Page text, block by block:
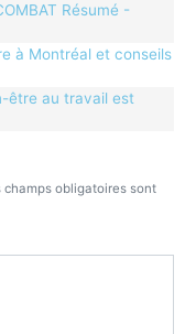
Résumé -
à Montréal et conseils
être au travail est
champs obligatoires sont